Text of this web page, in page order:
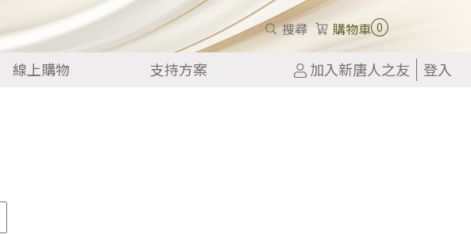
搜尋 購物車 0
線上購物 支持方案 加入新唐人之友 登入